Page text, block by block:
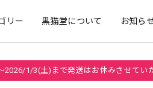
リー 黒猫堂について お知ら
1/3(土)まで発送はお休みさせてい